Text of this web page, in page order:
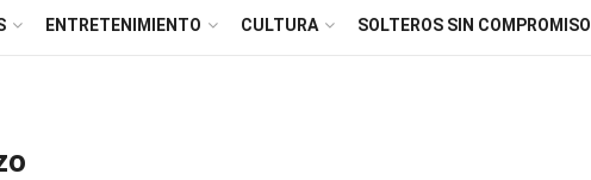
ENTRETENIMIENTO CULTURA SOLTEROS SIN COMPROMISO